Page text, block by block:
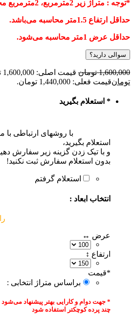
: متراژ زیر 2مترمربع، 2مترمربع محاسبه می‌شود.
ارتفاع 1.5متر محاسبه می‌باشد.
عرض 1متر محاسبه می‌شود.
سوالی دارید؟
تومان قیمت اصلی: 1,600,000 تومان بود.
قیمت فعلی: 1,440,000 تومان.
استعلام بگیرید
با روشهای ارتباطی با
استعلام بگیرید،
و با تیک زدن گزینه زیر سفارش دهید.
بدون استعلام سفارش ثبت نکنید!
استعلام گرفتم
انتخاب ابعاد :
عرض ↔
ارتفاع ↕
قیمت‌
براساس متراژ انتخابی :
چند پرده کوچکتر استفاده شود